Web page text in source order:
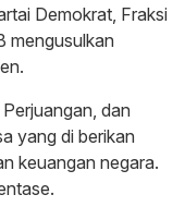
Demokrat, Fraksi
mengusulkan
dan
yang di berikan
keuangan negara.